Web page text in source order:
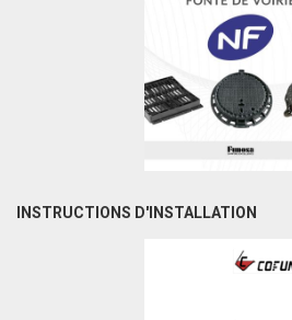
INSTRUCTIONS D'INSTALLATION